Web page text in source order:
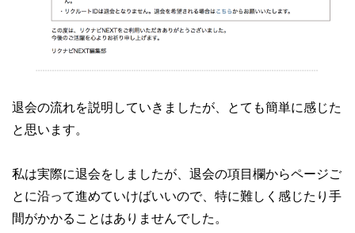
退会の流れを説明していきましたが、とても簡単に感じた
と思います。
私は実際に退会をしましたが、退会の項目欄からページご
とに沿って進めていけばいいので、特に難しく感じたり手
間がかかることはありませんでした。